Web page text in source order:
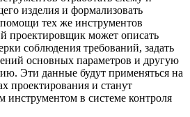
изделия и формализовать
тех же инструментов
проектировщик может описать
соблюдения требований, задать
основных параметров и другую
Эти данные будут применяться на
проектирования и станут
в системе контроля